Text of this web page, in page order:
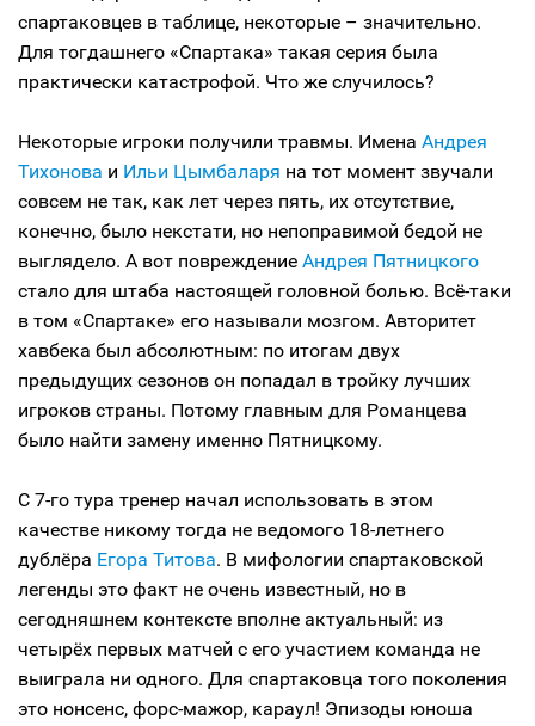
спартаковцев в таблице, некоторые – значительно.
Для тогдашнего «Спартака» такая серия была
практически катастрофой. Что же случилось?
Некоторые игроки получили травмы. Имена Андрея
Тихонова и Ильи Цымбаларя на тот момент звучали
совсем не так, как лет через пять, их отсутствие,
конечно, было некстати, но непоправимой бедой не
выглядело. А вот повреждение Андрея Пятницкого
стало для штаба настоящей головной болью. Всё-таки
в том «Спартаке» его называли мозгом. Авторитет
хавбека был абсолютным: по итогам двух
предыдущих сезонов он попадал в тройку лучших
игроков страны. Потому главным для Романцева
было найти замену именно Пятницкому.
С 7-го тура тренер начал использовать в этом
качестве никому тогда не ведомого 18-летнего
дублёра Егора Титова. В мифологии спартаковской
легенды это факт не очень известный, но в
сегодняшнем контексте вполне актуальный: из
четырёх первых матчей с его участием команда не
выиграла ни одного. Для спартаковца того поколения
это нонсенс, форс-мажор, караул! Эпизоды юноша